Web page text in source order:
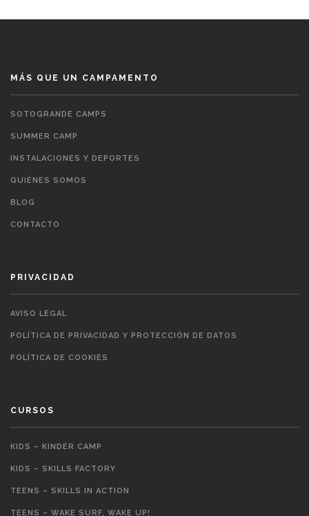
MÁS QUE UN CAMPAMENTO
SOTOGRANDE CAMPS
SUMMER CAMP
INSTALACIONES Y DEPORTES
QUIÉNES SOMOS
BLOG
CONTACTO
PRIVACIDAD
AVISO LEGAL
POLÍTICA DE PRIVACIDAD Y PROTECCIÓN DE DATOS
POLÍTICA DE COOKIES
CURSOS
KIDS – KINDER CAMP
KIDS – SKILLS FACTORY
TEENS – SKILLS IN ACTION
TEENS – WAKE SURF, WAKE UP!